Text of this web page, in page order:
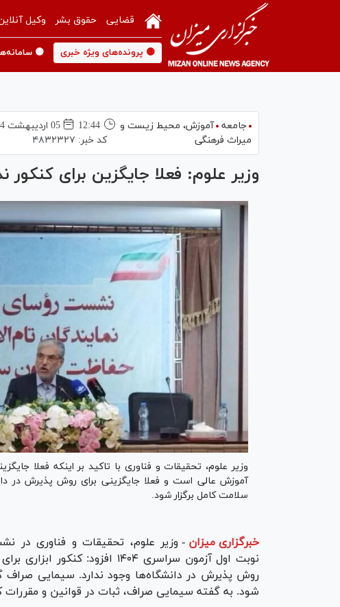
قضایی حقوق بشر وکیل
🟡 پرونده‌های ویژه خبری 🟡
جامعه آموزش،‌ محیط زیست و
میراث فرهنگی
12:44
05 ارديبهشت 1404
کد خبر: ۴۸۳۲۳۲۷
وزیر علوم: فعلا جایگزین برای کنکور
وزیر علوم، تحقیقات و فناوری با تاکید بر اینکه فعلا
آموزش عالی است و فعلا جایگزینی برای روش پذیرش در
سلامت کامل برگزار شود.
خبرگزاری میزان - وزیر علوم، تحقیقات و فناوری در
نوبت اول آزمون سراسری ۱۴۰۴
روش پذیرش در دانشگاه‌ها وجود ندارد. سیمایی صراف
شود. به گفته سیمایی صراف، ثبات در قوانین و مقررات